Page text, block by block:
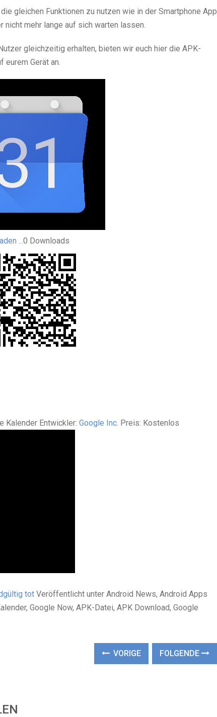
gleichen Funktionen zu nutzen wie in der Smartphone App
mehr lange auf sich warten lassen.
gleichzeitig erhalten, bieten wir euch hier die APK-
eurem Gerät an.
...0 Downloads
Kalender Entwickler: Google Inc. Preis: Kostenlos
tot Veröffentlicht unter Android News, Android Apps
Google Now, APK-Datei, APK Download, Google
VORIGE FOLGENDE